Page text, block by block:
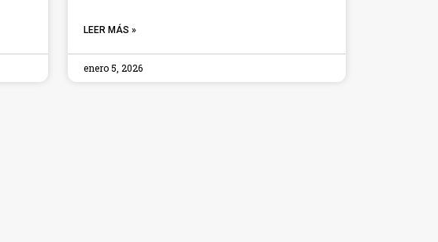
LEER MÁS »
enero 5, 2026